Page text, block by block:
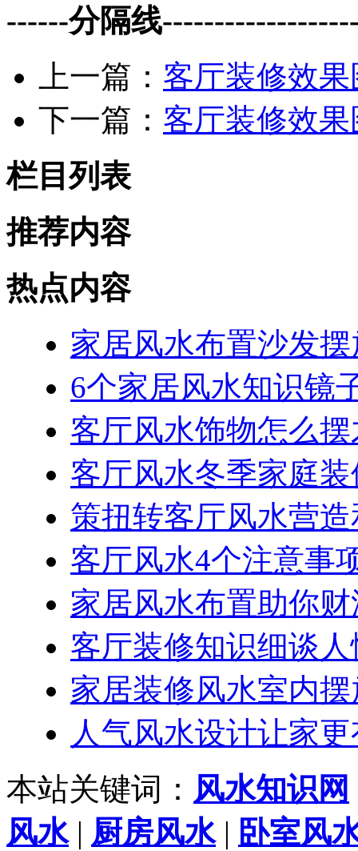
------分隔线
上一篇： 客厅装修效
下一篇： 客厅装修效
栏目列表
推荐内容
热点内容
家居风水布置沙发
6个家居风水知识镜
客厅风水饰物怎么
客厅风水冬季家庭
策扭转客厅风水营
客厅风水4个注意事
家居风水布置助你
客厅装修知识细谈
家居装修风水室内
人气风水设计让家
本站关键词： 风水知识网
风水| 厨房风水| 卧室风